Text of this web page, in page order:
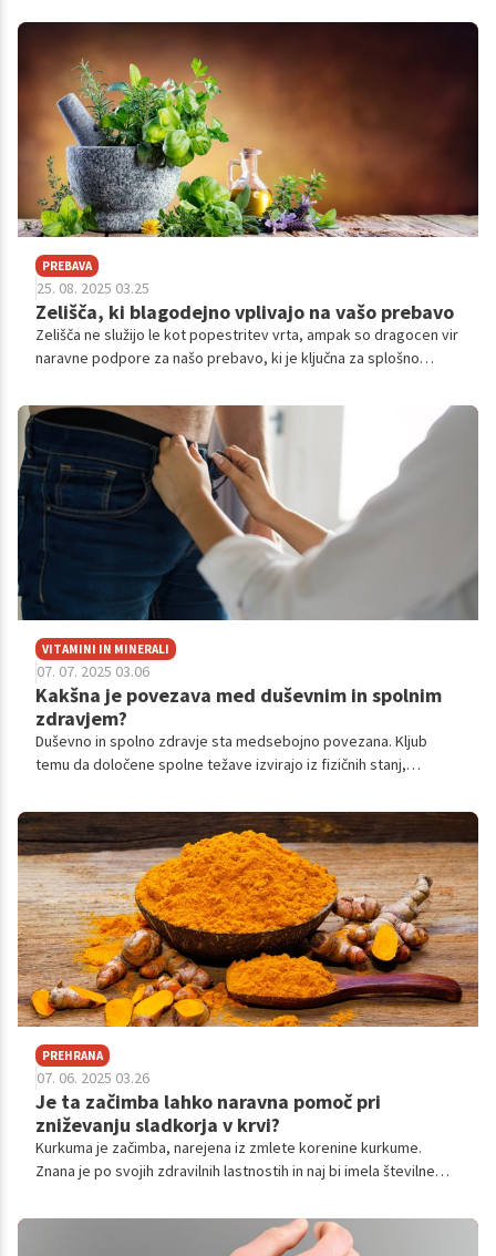
diagnosticiranju in možnih vzrokih.
PREBAVA
25. 08. 2025 03.25
Zelišča, ki blagodejno vplivajo na vašo prebavo
Zelišča ne služijo le kot popestritev vrta, ampak so dragocen vir
naravne podpore za našo prebavo, ki je ključna za splošno
priljubljenih zelišč, ki se uporabljajo za ohranjanje zdrave
prebave.
VITAMINI IN MINERALI
07. 07. 2025 03.06
Kakšna je povezava med duševnim in spolnim
zdravjem?
Duševno in spolno zdravje sta medsebojno povezana. Kljub
temu da določene spolne težave izvirajo iz fizičnih stanj,
boleznijo, urološkimi boleznimi, nevrološkimi motnjami, rakom in
njegovo terapijo ali drugimi biološkimi dejavniki, pa imajo druge
spolne težave predvsem psihološke korenine.
PREHRANA
07. 06. 2025 03.26
Je ta začimba lahko naravna pomoč pri
zniževanju sladkorja v krvi?
Kurkuma je začimba, narejena iz zmlete korenine kurkume.
Znana je po svojih zdravilnih lastnostih in naj bi imela številne
preprečevanjem bolezni. Ali lahko kurkuma pomaga
preprečevati ali obvladovati sladkorno bolezen tipa 2?